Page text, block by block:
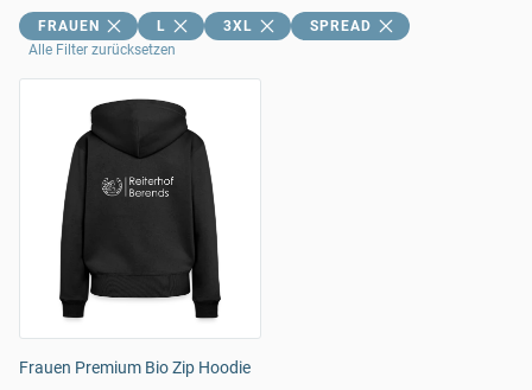
FRAUEN L 3XL
SPREAD
Alle Filter zurücksetzen
Frauen Premium Bio Zip Hoodie